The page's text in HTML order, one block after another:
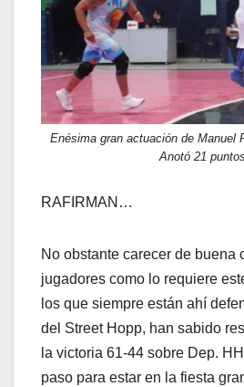
Enésima gran actuación de Manuel
Anotó 21
RAFIRMAN…
No obstante carecer de buena
jugadores como lo requiere
los que siempre están ahí
del Street Hopp, han sabido
la victoria 61-44 sobre Dep.
paso para estar en la fiesta